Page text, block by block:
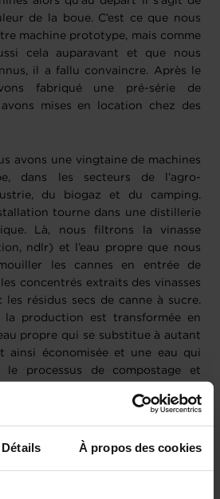
Détails À propos des cookies
de la boue. C’est ce que nous
machine prototype, mais comme
cela auparavant et que nous
il a fallu convaincre. Après le
fabriqué une pré-série de
mises en location chez des
avons une vingtaine de machines
dans les secteurs de l’agro-
du biogaz et du camping.
tourne dans une distillerie
Là, nous filtrons la vinasse
ndlr) et l’eau propre que nous
les cannes en entrée de
concentrés extraits des vinasses
les résidus secs de canne à sucre.
la production est transformée en
propre qui se substitue à autant
ainsi économisée et une eau qui
le processus de compostage et
qu’il y a un gros potentiel de